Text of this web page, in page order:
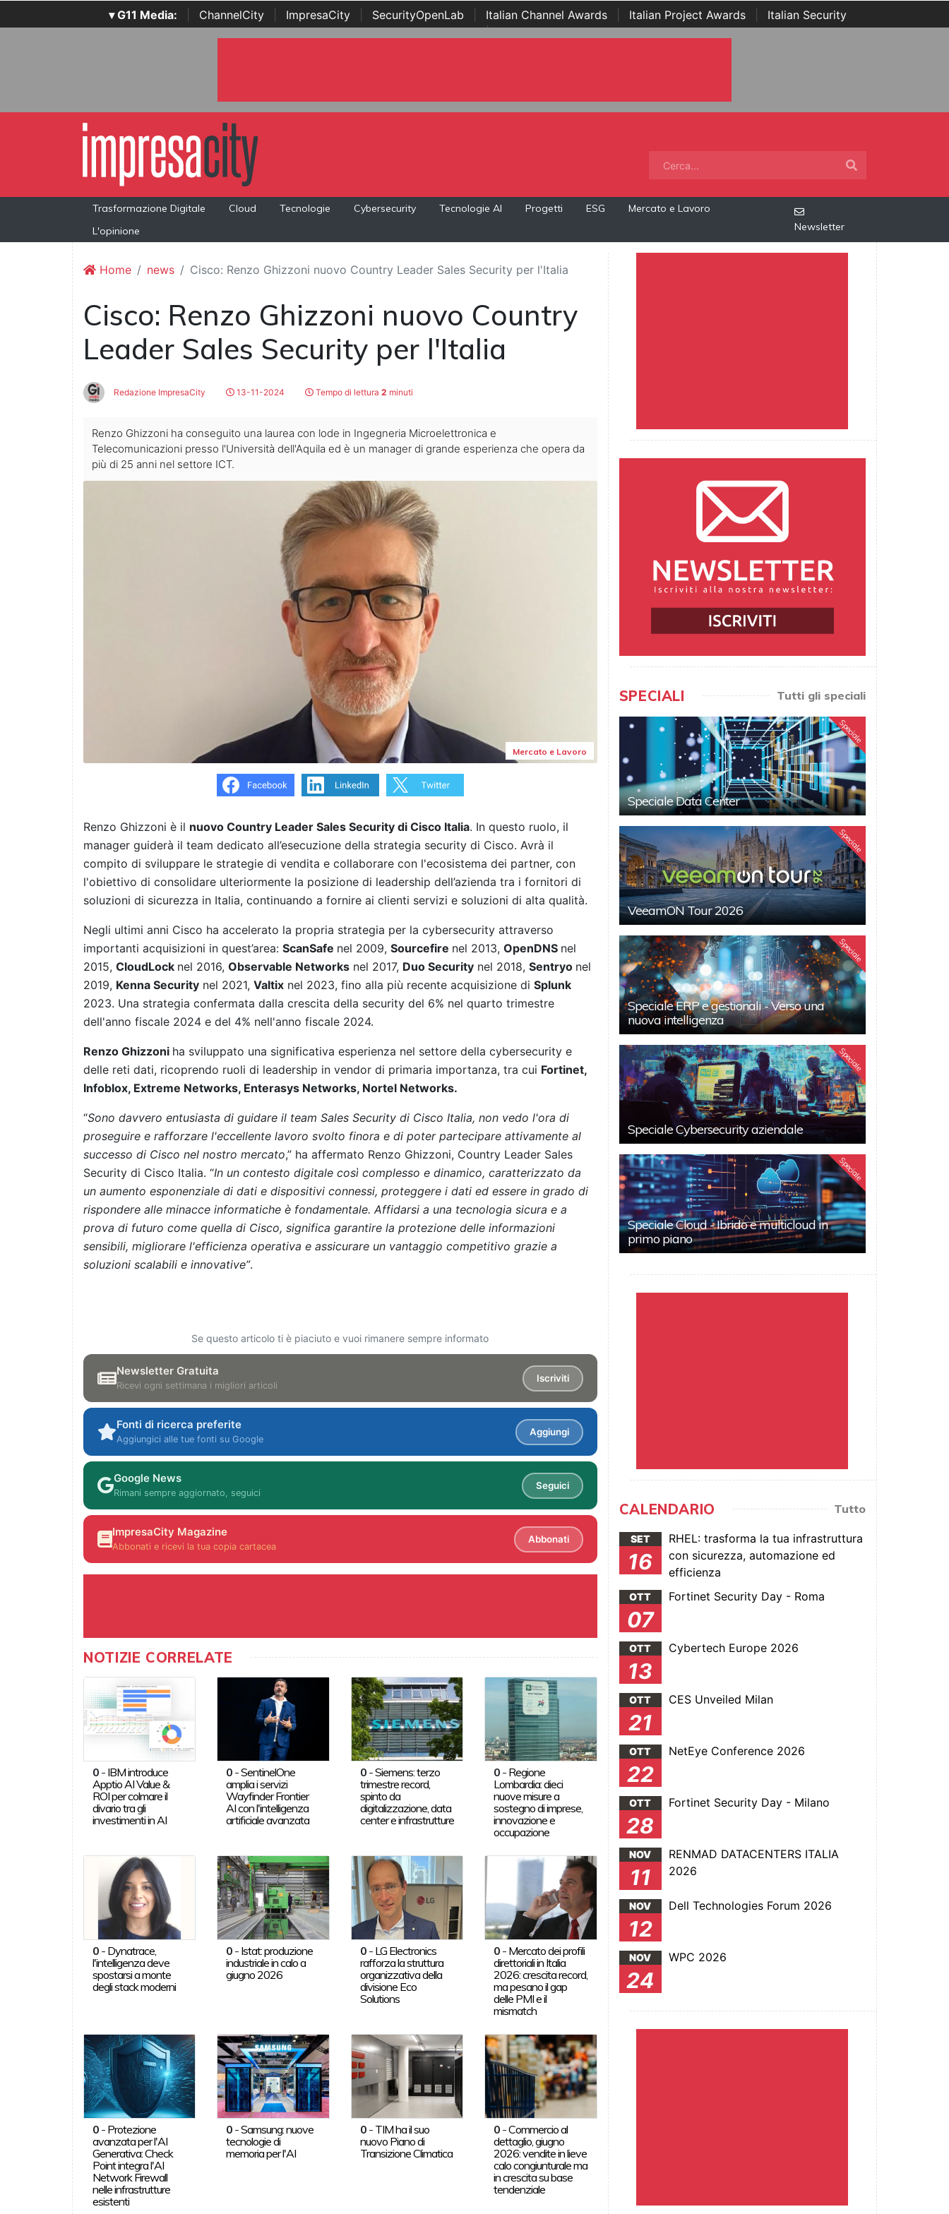
▾ G11 Media: ChannelCity ImpresaCity SecurityOpenLab Italian Channel Awards Italian Project Awards
Italian Security
Awards | ...
Trasformazione Digitale Cloud Tecnologie Cybersecurity Tecnologie AI Progetti ESG
Mercato e Lavoro
L'opinione
Newsletter
Home news Cisco: Renzo Ghizzoni nuovo Country Leader Sales Security per l'Italia
Cisco: Renzo Ghizzoni nuovo Country
Leader Sales Security per l'Italia
Redazione ImpresaCity 13-11-2024 Tempo di lettura 2 minuti
Renzo Ghizzoni ha conseguito una laurea con lode in Ingegneria Microelettronica e
Telecomunicazioni presso l'Università dell'Aquila ed è un manager di grande esperienza che opera da
più di 25 anni nel settore ICT.
Mercato e Lavoro
Renzo Ghizzoni è il nuovo Country Leader Sales Security di Cisco Italia. In questo ruolo, il
manager guiderà il team dedicato all’esecuzione della strategia security di Cisco. Avrà il
compito di sviluppare le strategie di vendita e collaborare con l'ecosistema dei partner, con
l'obiettivo di consolidare ulteriormente la posizione di leadership dell’azienda tra i fornitori di
soluzioni di sicurezza in Italia, continuando a fornire ai clienti servizi e soluzioni di alta qualità.
Negli ultimi anni Cisco ha accelerato la propria strategia per la cybersecurity attraverso
importanti acquisizioni in quest’area: ScanSafe nel 2009, Sourcefire nel 2013, OpenDNS nel
2015, CloudLock nel 2016, Observable Networks nel 2017, Duo Security nel 2018, Sentryo nel
2019, Kenna Security nel 2021, Valtix nel 2023, fino alla più recente acquisizione di Splunk
2023. Una strategia confermata dalla crescita della security del 6% nel quarto trimestre
dell'anno fiscale 2024 e del 4% nell'anno fiscale 2024.
Renzo Ghizzoni ha sviluppato una significativa esperienza nel settore della cybersecurity e
delle reti dati, ricoprendo ruoli di leadership in vendor di primaria importanza, tra cui Fortinet,
Infoblox, Extreme Networks, Enterasys Networks, Nortel Networks.
“Sono davvero entusiasta di guidare il team Sales Security di Cisco Italia, non vedo l'ora di
proseguire e rafforzare l'eccellente lavoro svolto finora e di poter partecipare attivamente al
successo di Cisco nel nostro mercato,” ha affermato Renzo Ghizzoni, Country Leader Sales
Security di Cisco Italia. “In un contesto digitale così complesso e dinamico, caratterizzato da
un aumento esponenziale di dati e dispositivi connessi, proteggere i dati ed essere in grado di
rispondere alle minacce informatiche è fondamentale. Affidarsi a una tecnologia sicura e a
prova di futuro come quella di Cisco, significa garantire la protezione delle informazioni
sensibili, migliorare l'efficienza operativa e assicurare un vantaggio competitivo grazie a
soluzioni scalabili e innovative”.
Se questo articolo ti è piaciuto e vuoi rimanere sempre informato
Newsletter Gratuita
Ricevi ogni settimana i migliori articoli
Iscriviti
Fonti di ricerca preferite
Aggiungici alle tue fonti su Google
Aggiungi
Google News
Rimani sempre aggiornato, seguici
Seguici
ImpresaCity Magazine
Abbonati e ricevi la tua copia cartacea
Abbonati
NOTIZIE CORRELATE
0- IBM introduce
Apptio AI Value &
ROI per colmare il
divario tra gli
investimenti in AI
0 -SentinelOne
amplia i servizi
Wayfinder Frontier
AI con l'intelligenza
artificiale avanzata
0-Siemens: terzo
trimestre record,
spinto da
digitalizzazione, data
center e infrastrutture
0 - Regione
Lombardia: dieci
nuove misure a
sostegno di imprese,
innovazione e
occupazione
0- Dynatrace,
l'intelligenza deve
spostarsi a monte
degli stack moderni
0 - Istat: produzione
industriale in calo a
giugno 2026
0- LG Electronics
rafforza la struttura
organizzativa della
divisione Eco
Solutions
0 - Mercato dei profili
direttoriali in Italia
2026: crescita record,
ma pesano il gap
delle PMI e il
mismatch
0- Protezione
avanzata per l'AI
Generativa: Check
Point integra l'AI
Network Firewall
nelle infrastrutture
esistenti
0 -Samsung: nuove
tecnologie di
memoria per l'AI
0- TIM ha il suo
nuovo Piano di
Transizione Climatica
0 -Commercio al
dettaglio, giugno
2026: vendite in lieve
calo congiunturale ma
in crescita su base
tendenziale
SPECIALI Tutti gli speciali
Speciale
Speciale Data Center
Speciale
VeeamON Tour 2026
Speciale
Speciale ERP e gestionali - Verso una
nuova intelligenza
Speciale
Speciale Cybersecurity aziendale
Speciale
Speciale Cloud - Ibrido e multicloud in
primo piano
CALENDARIO Tutto
SET
16
RHEL: trasforma la tua infrastruttura
con sicurezza, automazione ed
efficienza
OTT
07
Fortinet Security Day - Roma
OTT
13
Cybertech Europe 2026
OTT
21
CES Unveiled Milan
OTT
22
NetEye Conference 2026
OTT
28
Fortinet Security Day - Milano
NOV
11
RENMAD DATACENTERS ITALIA
2026
NOV
12
Dell Technologies Forum 2026
NOV
24
WPC 2026